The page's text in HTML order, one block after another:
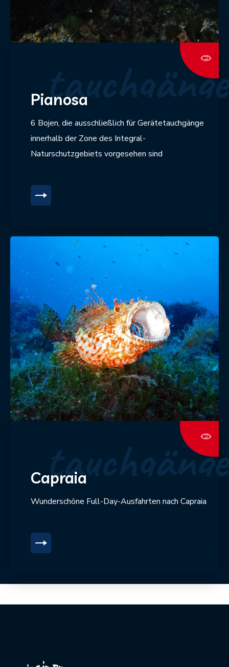
tauchgänge
Pianosa
6 Bojen, die ausschließlich für Gerätetauchgänge
innerhalb der Zone des Integral-
Naturschutzgebiets vorgesehen sind
tauchgänge
Capraia
Wunderschöne Full-Day-Ausfahrten nach Capraia